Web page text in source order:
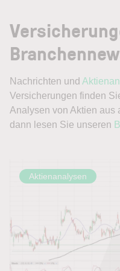
Nachrichten und
Versicherungen finden
Analysen von Aktien aus
dann lesen Sie unseren
Aktienanalysen